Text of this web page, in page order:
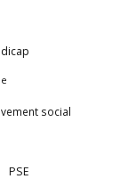
social
PSE